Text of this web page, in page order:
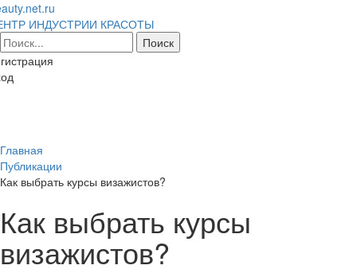
ИНДУСТРИИ КРАСОТЫ
Главная
Публикации
Как выбрать курсы визажистов?
Как выбрать курсы
визажистов?